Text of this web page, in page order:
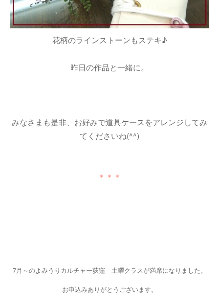
花柄のラインストーンもステキ♪
昨日の作品と一緒に。
みなさまも是非、お好みで道具ケースをアレンジしてみ
てくださいね(^^)
＊＊＊
7月～のよみうりカルチャー荻窪 土曜クラスが満席になりました。
お申込みありがとうございます。